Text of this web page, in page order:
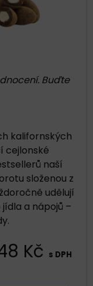
Buďte
kalifornských
cejlonské
naší
složenou z
udělují
a nápojů –
Kč s DPH